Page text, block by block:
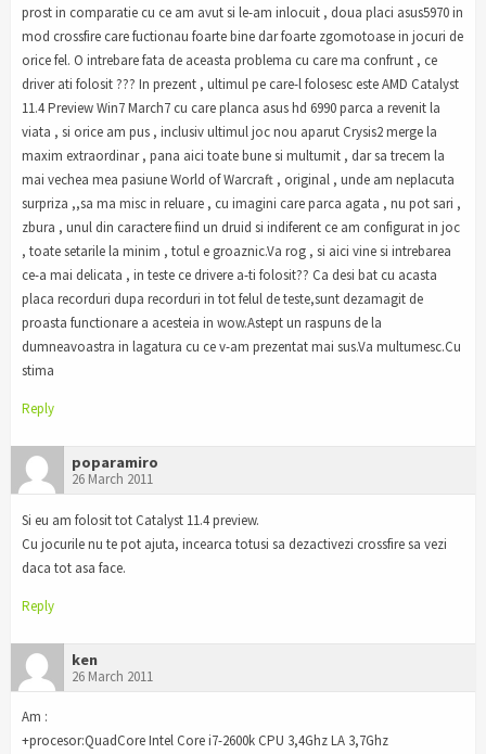
prost in comparatie cu ce am avut si le-am inlocuit , doua placi asus5970 in
mod crossfire care fuctionau foarte bine dar foarte zgomotoase in jocuri de
orice fel. O intrebare fata de aceasta problema cu care ma confrunt , ce
driver ati folosit ??? In prezent , ultimul pe care-l folosesc este AMD Catalyst
11.4 Preview Win7 March7 cu care planca asus hd 6990 parca a revenit la
viata , si orice am pus , inclusiv ultimul joc nou aparut Crysis2 merge la
maxim extraordinar , pana aici toate bune si multumit , dar sa trecem la
mai vechea mea pasiune World of Warcraft , original , unde am neplacuta
surpriza ,,sa ma misc in reluare , cu imagini care parca agata , nu pot sari ,
zbura , unul din caractere fiind un druid si indiferent ce am configurat in joc
, toate setarile la minim , totul e groaznic.Va rog , si aici vine si intrebarea
ce-a mai delicata , in teste ce drivere a-ti folosit?? Ca desi bat cu acasta
placa recorduri dupa recorduri in tot felul de teste,sunt dezamagit de
proasta functionare a acesteia in wow.Astept un raspuns de la
dumneavoastra in lagatura cu ce v-am prezentat mai sus.Va multumesc.Cu
stima
Reply
poparamiro
26 March 2011
Si eu am folosit tot Catalyst 11.4 preview.
Cu jocurile nu te pot ajuta, incearca totusi sa dezactivezi crossfire sa vezi
daca tot asa face.
Reply
ken
26 March 2011
Am :
+procesor:QuadCore Intel Core i7-2600k CPU 3,4Ghz LA 3,7Ghz